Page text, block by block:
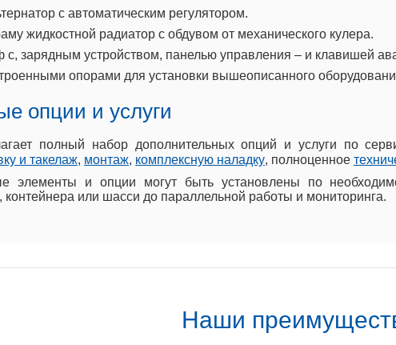
с автоматическим регулятором.
жидкостной радиатор с обдувом от механического кулера.
с, зарядным устройством, панелью управления – и клавишей
опорами для установки вышеописанного
опции и услуги
полный набор дополнительных опций и услуги по
и такелаж, монтаж, комплексную наладку, полноценное
элементы и опции могут быть установлены по
или шасси до параллельной работы и мониторинга.
Наши